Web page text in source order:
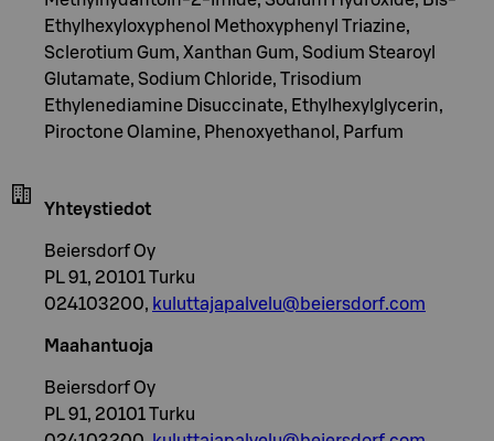
Ethylhexyloxyphenol Methoxyphenyl Triazine,
Sclerotium Gum, Xanthan Gum, Sodium Stearoyl
Glutamate, Sodium Chloride, Trisodium
Ethylenediamine Disuccinate, Ethylhexylglycerin,
Piroctone Olamine, Phenoxyethanol, Parfum
Yhteystiedot
Beiersdorf Oy
PL 91, 20101 Turku
024103200, kuluttajapalvelu@beiersdorf.com
Maahantuoja
Beiersdorf Oy
PL 91, 20101 Turku